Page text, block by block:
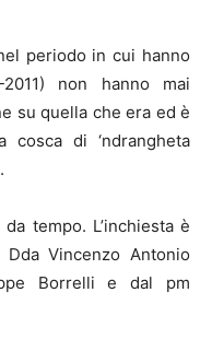
periodo in cui hanno
non hanno mai
su quella che era ed è
cosca di ‘ndrangheta
tempo. L’inchiesta è
Vincenzo Antonio
Borrelli e dal pm